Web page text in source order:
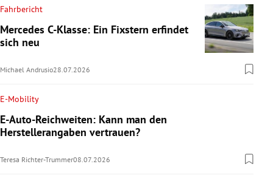
Fahrbericht
Mercedes C-Klasse: Ein Fixstern erfindet
sich neu
Michael Andrusio28.07.2026
E-Mobility
E-Auto-Reichweiten: Kann man den
Herstellerangaben vertrauen?
Teresa Richter-Trummer08.07.2026